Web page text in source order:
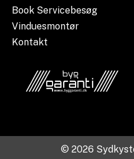
Book Servicebesøg
Vinduesmontør
Kontakt
© 2026